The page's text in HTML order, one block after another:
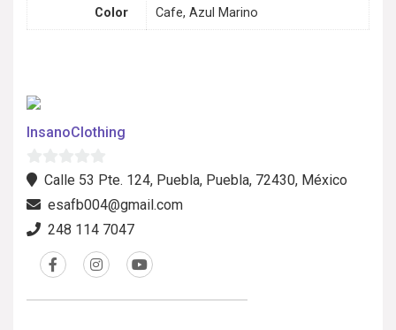
Color Cafe, Azul Marino
InsanoClothing
0
d
Calle 53 Pte. 124, Puebla, Puebla, 72430, México
esafb004@gmail.com
248 114 7047